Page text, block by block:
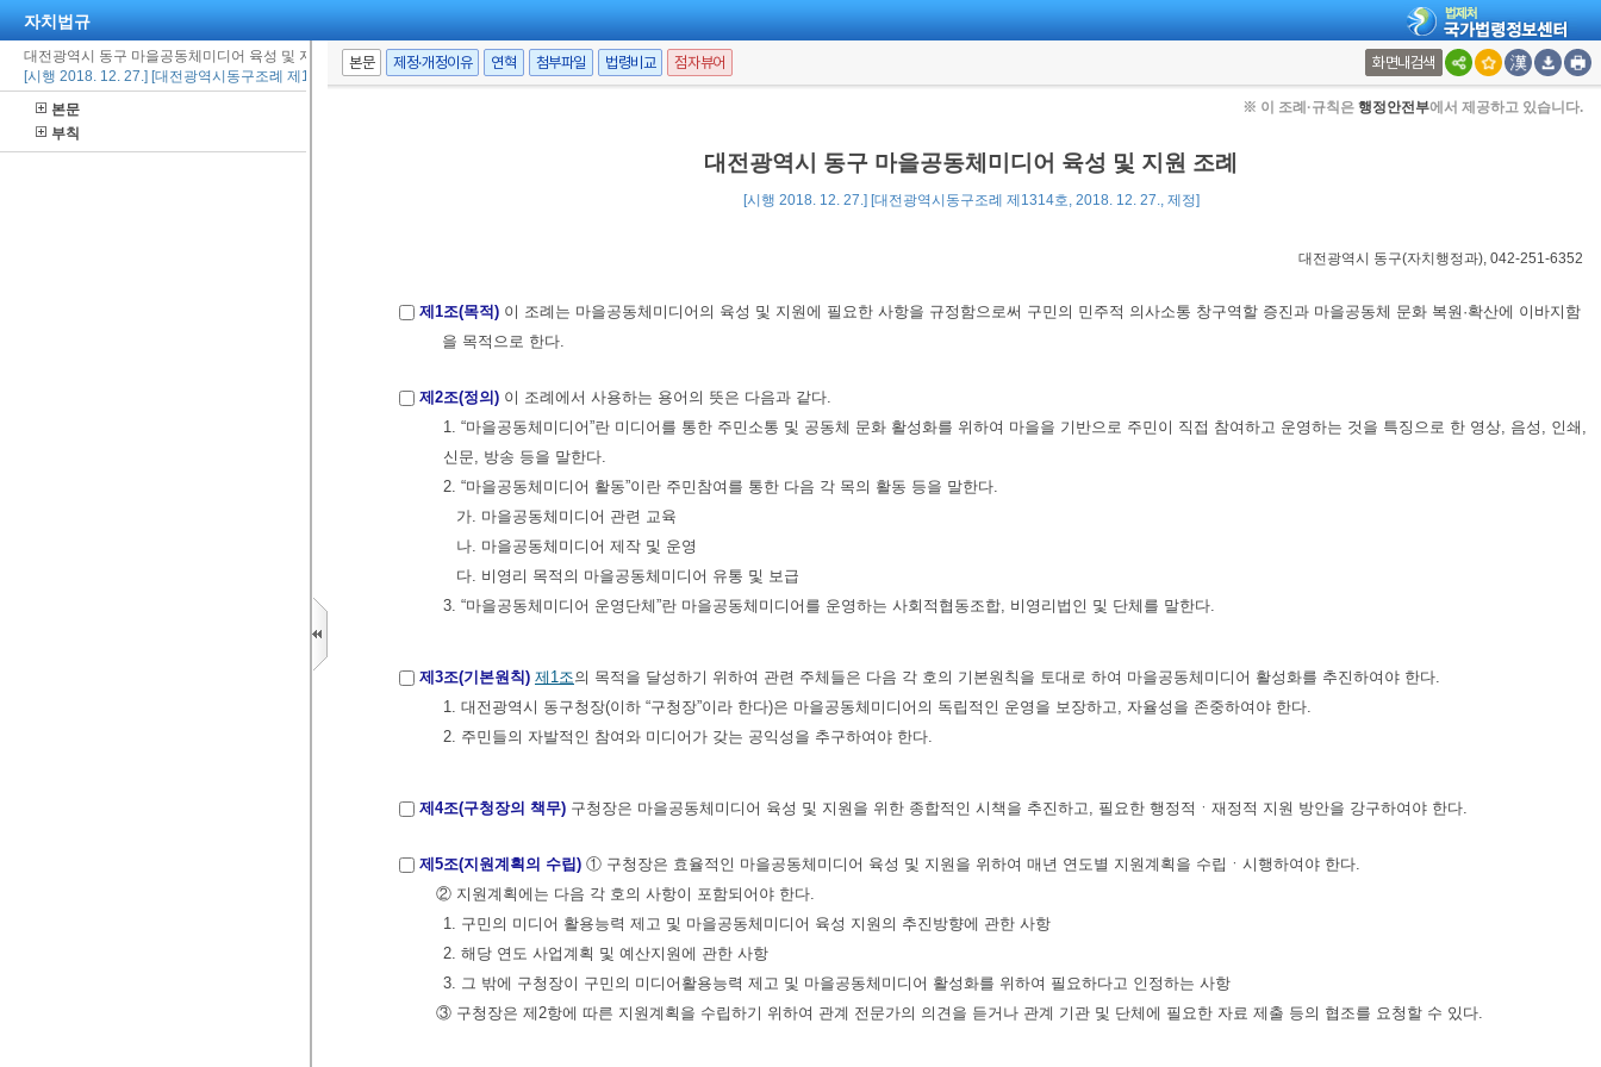
자치법규
대전광역시 동구 마을공동체미디어 육성 및 지원 조례
[시행 2018. 12. 27.] [대전광역시동구조례 제1314호, 2018. 12. 27., 제정]
본문
부칙
본문 제정·개정이유 연혁 첨부파일 법령비교 점자뷰어 화면내검색
※ 이 조례·규칙은 행정안전부에서 제공하고 있습니다.
대전광역시 동구 마을공동체미디어 육성 및 지원 조례
[시행 2018. 12. 27.] [대전광역시동구조례 제1314호, 2018. 12. 27., 제정]
대전광역시 동구(자치행정과), 042-251-6352
제1조(목적) 이 조례는 마을공동체미디어의 육성 및 지원에 필요한 사항을 규정함으로써 구민의 민주적 의사소통 창구역할 증진과 마을공동체 문화 복원·확산에 이바지함
을 목적으로 한다.
제2조(정의) 이 조례에서 사용하는 용어의 뜻은 다음과 같다.
1. “마을공동체미디어”란 미디어를 통한 주민소통 및 공동체 문화 활성화를 위하여 마을을 기반으로 주민이 직접 참여하고 운영하는 것을 특징으로 한 영상, 음성, 인쇄,
신문, 방송 등을 말한다.
2. “마을공동체미디어 활동”이란 주민참여를 통한 다음 각 목의 활동 등을 말한다.
가. 마을공동체미디어 관련 교육
나. 마을공동체미디어 제작 및 운영
다. 비영리 목적의 마을공동체미디어 유통 및 보급
3. “마을공동체미디어 운영단체”란 마을공동체미디어를 운영하는 사회적협동조합, 비영리법인 및 단체를 말한다.
제3조(기본원칙) 제1조의 목적을 달성하기 위하여 관련 주체들은 다음 각 호의 기본원칙을 토대로 하여 마을공동체미디어 활성화를 추진하여야 한다.
1. 대전광역시 동구청장(이하 “구청장”이라 한다)은 마을공동체미디어의 독립적인 운영을 보장하고, 자율성을 존중하여야 한다.
2. 주민들의 자발적인 참여와 미디어가 갖는 공익성을 추구하여야 한다.
제4조(구청장의 책무) 구청장은 마을공동체미디어 육성 및 지원을 위한 종합적인 시책을 추진하고, 필요한 행정적ㆍ재정적 지원 방안을 강구하여야 한다.
제5조(지원계획의 수립) ① 구청장은 효율적인 마을공동체미디어 육성 및 지원을 위하여 매년 연도별 지원계획을 수립ㆍ시행하여야 한다.
② 지원계획에는 다음 각 호의 사항이 포함되어야 한다.
1. 구민의 미디어 활용능력 제고 및 마을공동체미디어 육성 지원의 추진방향에 관한 사항
2. 해당 연도 사업계획 및 예산지원에 관한 사항
3. 그 밖에 구청장이 구민의 미디어활용능력 제고 및 마을공동체미디어 활성화를 위하여 필요하다고 인정하는 사항
③ 구청장은 제2항에 따른 지원계획을 수립하기 위하여 관계 전문가의 의견을 듣거나 관계 기관 및 단체에 필요한 자료 제출 등의 협조를 요청할 수 있다.